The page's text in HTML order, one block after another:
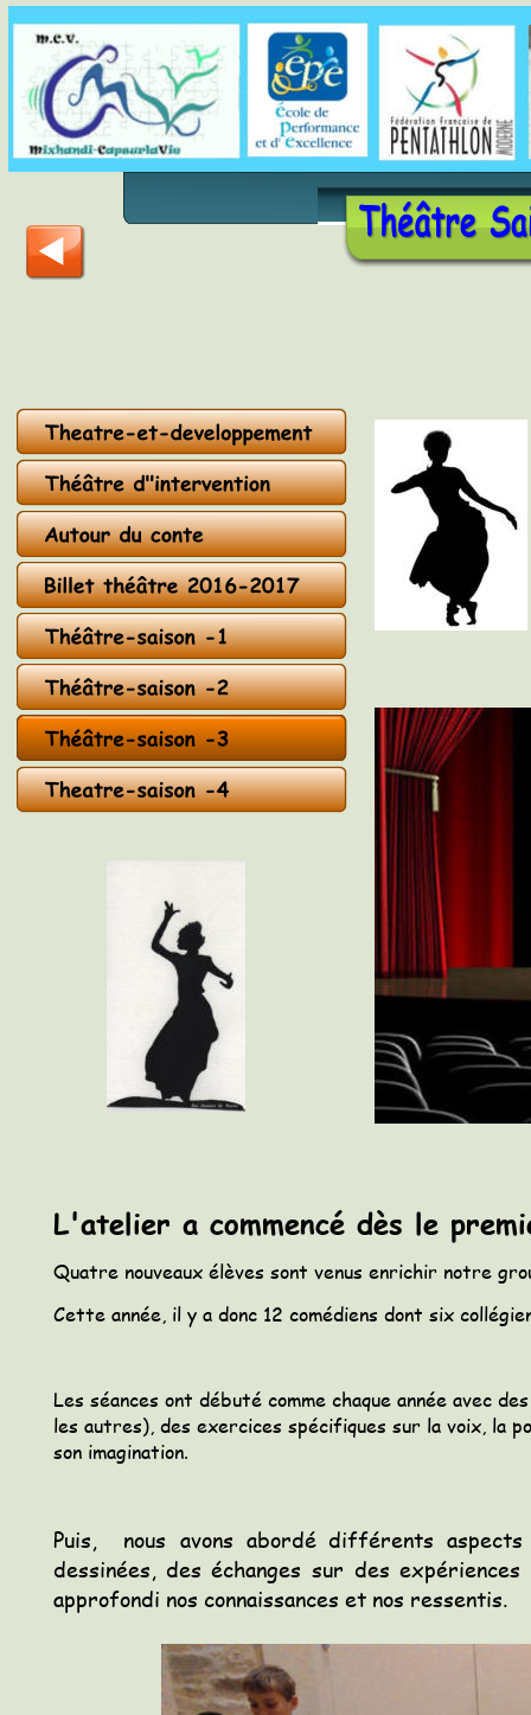
Puis, nous avons abordé différents aspects
dessinées, des échanges sur des expériences
approfondi nos connaissances et nos ressentis.
L'atelier a commencé dès le
Quatre nouveaux élèves sont venus enrichir notre
Cette année, il y a donc 12 comédiens dont six
Les séances ont débuté comme chaque année avec
les autres), des exercices spécifiques sur la voix, la
son imagination.